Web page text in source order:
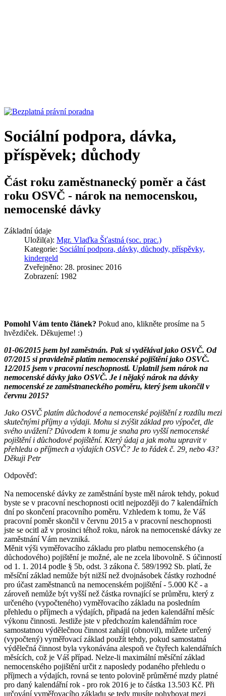
Sociální podpora, dávka,
příspěvek; důchody
Část roku zaměstnanecký poměr a část
roku OSVČ - nárok na nemocenskou,
nemocenské dávky
Základní údaje
Uložil(a): Mgr. Vlaďka Šťastná (soc. prac.)
Kategorie: Sociální podpora, dávky, důchody, příspěvky,
kindergeld
Zveřejněno: 28. prosinec 2016
Zobrazení: 1982
Pomohl Vám tento článek? Pokud ano, klikněte prosíme na 5
hvězdiček. Děkujeme! :)
01-06/2015 jsem byl zaměstnán. Pak si vydělával jako OSVČ. Od
07/2015 si pravidelně platím nemocenské pojištění jako OSVČ.
12/2015 jsem v pracovní neschopnosti. Uplatnil jsem nárok na
nemocenské dávky jako OSVČ. Je i nějaký nárok na dávky
nemocenské ze zaměstnaneckého poměru, který jsem ukončil v
červnu 2015?
Jako OSVČ platím důchodové a nemocenské pojištění z rozdílu mezi
skutečnými příjmy a výdaji. Mohu si zvýšit základ pro výpočet, dle
svého uvážení? Důvodem k tomu je snaha pro vyšší nemocenské
pojištění i důchodové pojištění. Který údaj a jak mohu upravit v
přehledu o příjmech a výdajích OSVČ? Je to řádek č. 29, nebo 43?
Děkuji Petr
Odpověď:
Na nemocenské dávky ze zaměstnání byste měl nárok tehdy, pokud
byste se v pracovní neschopnosti ocitl nejpozději do 7 kalendářních
dní po skončení pracovního poměru. Vzhledem k tomu, že Váš
pracovní poměr skončil v červnu 2015 a v pracovní neschopnosti
jste se ocitl až v prosinci téhož roku, nárok na nemocenské dávky ze
zaměstnání Vám nevzniká.
Měnit výši vyměřovacího základu pro platbu nemocenského (a
důchodového) pojištění je možné, ale ne zcela libovolně. S účinností
od 1. 1. 2014 podle § 5b, odst. 3 zákona č. 589/1992 Sb. platí, že
měsíční základ nemůže být nižší než dvojnásobek částky rozhodné
pro účast zaměstnanců na nemocenském pojištění - 5.000 Kč - a
zároveň nemůže být vyšší než částka rovnající se průměru, který z
určeného (vypočteného) vyměřovacího základu na posledním
přehledu o příjmech a výdajích, připadá na jeden kalendářní měsíc
výkonu činnosti. Jestliže jste v předchozím kalendářním roce
samostatnou výdělečnou činnost zahájil (obnovil), můžete určený
(vypočtený) vyměřovací základ použít tehdy, pokud samostatná
výdělečná činnost byla vykonávána alespoň ve čtyřech kalendářních
měsících, což je Váš případ. Nelze-li maximální měsíční základ
nemocenského pojištění určit z naposledy podaného přehledu o
příjmech a výdajích, rovná se tento polovině průměrné mzdy platné
pro daný kalendářní rok - pro rok 2016 je to částka 13.503 Kč. Při
určování vyměřovacího základu se tedy musíte pohybovat mezi